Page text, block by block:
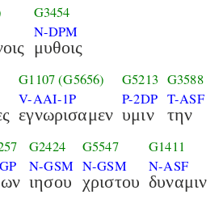
G3454
N-DPM
μυθοις
G1107(G5656)
V-AAI-1P
εγνωρισαμεν
G5213
P-2DP
υμιν
G3588
T-ASF
την
G2424
N-GSM
ιησου
G5547
N-GSM
χριστου
G1411
N-ASF
δυναμιν